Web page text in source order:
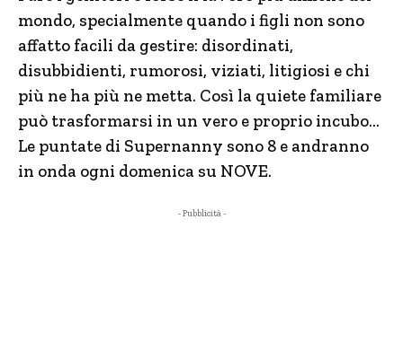
mondo, specialmente quando i figli non sono
affatto facili da gestire: disordinati,
disubbidienti, rumorosi, viziati, litigiosi e chi
più ne ha più ne metta. Così la quiete familiare
può trasformarsi in un vero e proprio incubo…
Le puntate di Supernanny sono 8 e andranno
in onda ogni domenica su NOVE.
- Pubblicità -